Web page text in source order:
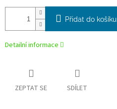
Přidat do košíku
Detailní informace
ZEPTAT SE SDÍLET